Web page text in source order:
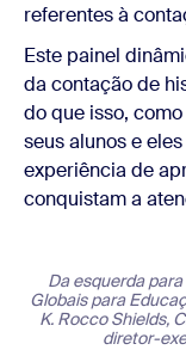
referentes à
Este painel
da contação de
do que isso,
seus alunos e
experiência de
conquistam a
Da esquerda
Globais para
K. Rocco Shields,
diretor-